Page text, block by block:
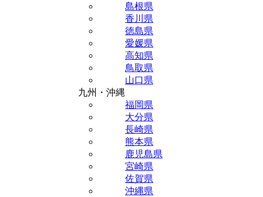
島根県
香川県
徳島県
愛媛県
高知県
鳥取県
山口県
九州・沖縄
福岡県
大分県
長崎県
熊本県
鹿児島県
宮崎県
佐賀県
沖縄県